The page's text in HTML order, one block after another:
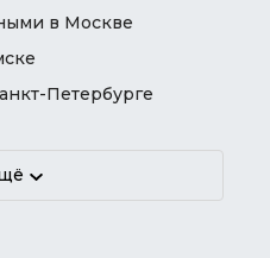
в Москве
Петербурге